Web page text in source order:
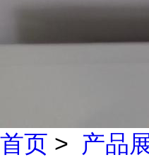
首页 > 产品